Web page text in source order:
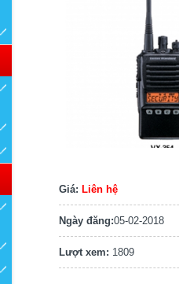
Giá: Liên hệ
Ngày đăng:05-02-2018
Lượt xem: 1809